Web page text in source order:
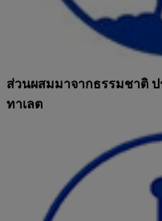
ส่วนผสมมาจากธรรมชาติ
ทาเลต